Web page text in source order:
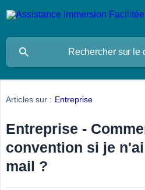
Articles sur : Entreprise
Entreprise -
convention si je
mail ?